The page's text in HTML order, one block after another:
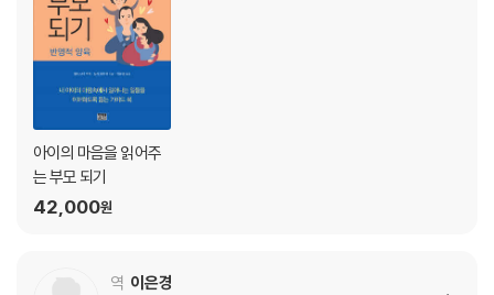
아이의 마음을 읽어주
는 부모 되기
42,000원
역 이은경